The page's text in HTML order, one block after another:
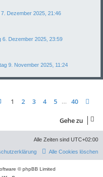
Dezember 2025, 21:46
6. Dezember 2025, 23:59
9. November 2025, 11:24
Seite 1von 40
1 2 3 4 5 40
Gehe zu
Alle Zeiten sind UTC+02:00
Alle Cookies löschen
© phpBB Limited